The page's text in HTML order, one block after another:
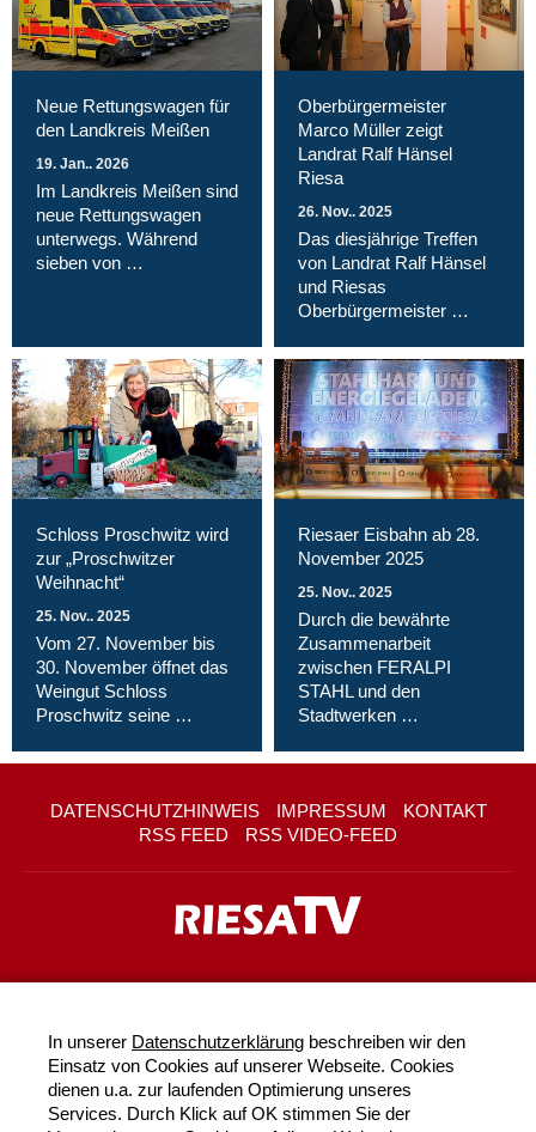
Neue Rettungswagen für
den Landkreis Meißen
19. Jan.. 2026
Im Landkreis Meißen sind
neue Rettungswagen
unterwegs. Während
sieben von …
Oberbürgermeister
Marco Müller zeigt
Landrat Ralf Hänsel
Riesa
26. Nov.. 2025
Das diesjährige Treffen
von Landrat Ralf Hänsel
und Riesas
Oberbürgermeister …
Schloss Proschwitz wird
zur „Proschwitzer
Weihnacht“
25. Nov.. 2025
Vom 27. November bis
30. November öffnet das
Weingut Schloss
Proschwitz seine …
Riesaer Eisbahn ab 28.
November 2025
25. Nov.. 2025
Durch die bewährte
Zusammenarbeit
zwischen FERALPI
STAHL und den
Stadtwerken …
DATENSCHUTZHINWEIS IMPRESSUM
KONTAKT
RSS FEED
RSS VIDEO-FEED
In unserer Datenschutzerklärung beschreiben wir den
Einsatz von Cookies auf unserer Webseite. Cookies
dienen u.a. zur laufenden Optimierung unseres
Services. Durch Klick auf OK stimmen Sie der